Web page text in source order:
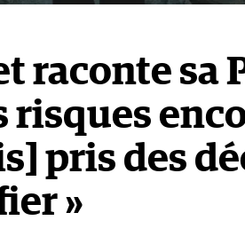
raconte sa
risques
pris des
»